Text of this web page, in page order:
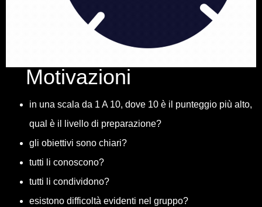
Motivazioni
in una scala da 1 A 10, dove 10 è il punteggio più alto,
qual è il livello di preparazione?
gli obiettivi sono chiari?
tutti li conoscono?
tutti li condividono?
esistono difficoltà evidenti nel gruppo?